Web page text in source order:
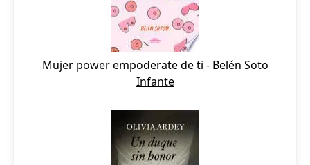
Mujer power empoderate de ti - Belén Soto
Infante